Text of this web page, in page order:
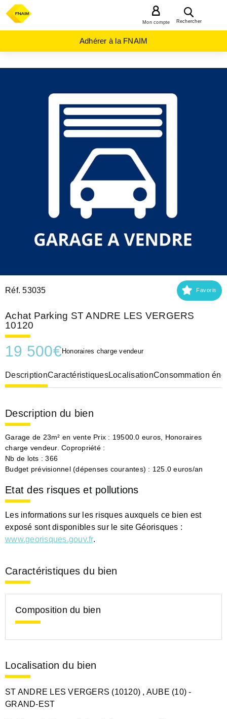
Rechercher
Mon compte
Adhérer à la FNAIM
Réf. 53035 Favoris
Achat Parking ST ANDRE LES VERGERS
10120
19 500€ Honoraires charge vendeur
DescriptionCaractéristiquesLocalisationConsommation
Description du bien
Garage de 23m² en vente Prix : 19500.0 euros, Honoraires
charge vendeur. Copropriété :
Nb de lots : 366
Budget prévisionnel (dépenses courantes) : 125.0 euros/an
Etat des risques et pollutions
Les informations sur les risques auxquels ce bien est
exposé sont disponibles sur le site Géorisques :
www.georisques.gouv.fr.
Caractéristiques du bien
Composition du bien
Localisation du bien
ST ANDRE LES VERGERS (10120) , AUBE (10) -
GRAND-EST